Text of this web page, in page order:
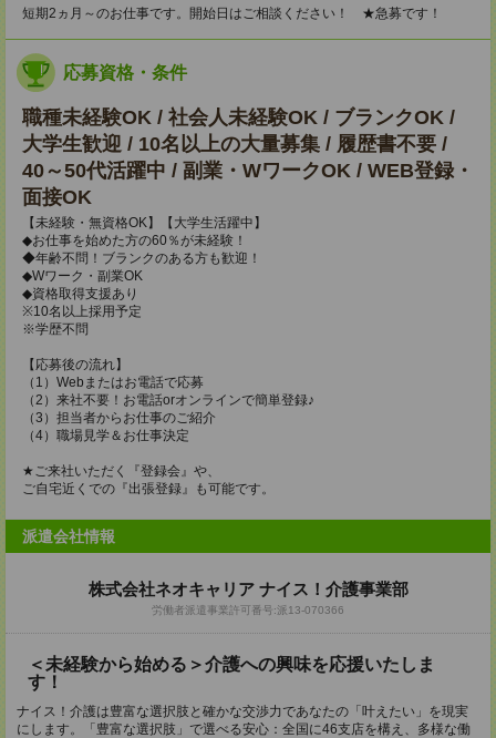
短期2ヵ月～のお仕事です。開始日はご相談ください！ ★急募です！
応募資格・条件
職種未経験OK / 社会人未経験OK / ブランクOK /
大学生歓迎 / 10名以上の大量募集 / 履歴書不要 /
40～50代活躍中 / 副業・WワークOK / WEB登録・
面接OK
【未経験・無資格OK】【大学生活躍中】
◆お仕事を始めた方の60％が未経験！
◆年齢不問！ブランクのある方も歓迎！
◆Wワーク・副業OK
◆資格取得支援あり
※10名以上採用予定
※学歴不問
【応募後の流れ】
（1）Webまたはお電話で応募
（2）来社不要！お電話orオンラインで簡単登録♪
（3）担当者からお仕事のご紹介
（4）職場見学＆お仕事決定
★ご来社いただく『登録会』や、
ご自宅近くでの『出張登録』も可能です。
派遣会社情報
株式会社ネオキャリア ナイス！介護事業部
労働者派遣事業許可番号:派13-070366
＜未経験から始める＞介護への興味を応援いたしま
す！
ナイス！介護は豊富な選択肢と確かな交渉力であなたの「叶えたい」を現実
にします。「豊富な選択肢」で選べる安心：全国に46支店を構え、多様な働